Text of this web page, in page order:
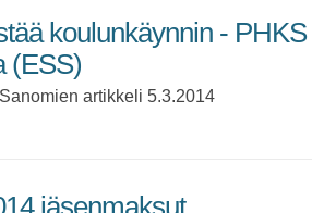
koulunkäynnin -
(ESS)
artikkeli 5.3.2014
jäsenmaksut